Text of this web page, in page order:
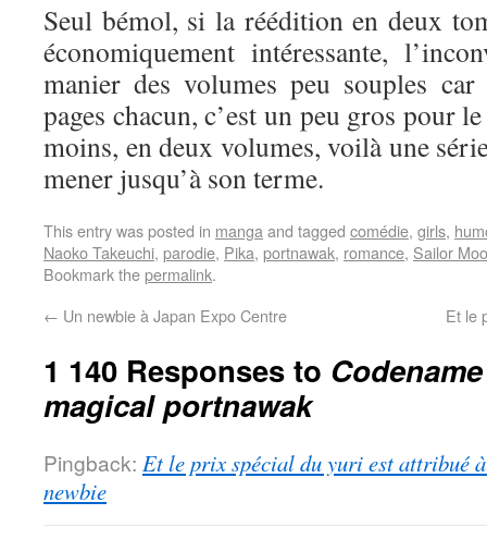
Seul bémol, si la réédition en deux
économiquement intéressante,
manier des volumes peu souples
pages chacun, c’est un peu gros pour
moins, en deux volumes, voilà une
mener jusqu’à son terme.
This entry was posted in mangaand tagged comédie, girls,
Naoko Takeuchi, parodie, Pika, portnawak, romance, Sailor
Bookmark thepermalink.
← Un newbie à Japan Expo Centre Et le
1 140 Responses to
magical portnawak
Pingback: Et le prix spécial du yuri est attribué
newbie